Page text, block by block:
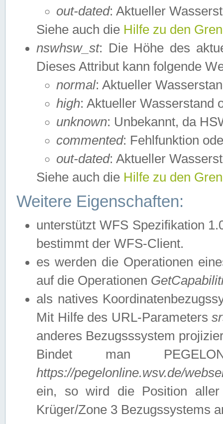
out-dated: Aktueller
Siehe auch die Hilfe zu den
nswhsw_st: Die Höhe des
Dieses Attribut kann folgende
normal: Aktueller
high: Aktueller Wasserstand
unknown: Unbekannt, da
commented: Fehlfunktion
out-dated: Aktueller
Siehe auch die Hilfe zu den
Weitere Eigenschaften:
unterstützt WFS Spezifikation
bestimmt der WFS-Client.
es werden die Operationen
auf die Operationen
als natives
Mit Hilfe des URL-Parameters
anderes Bezugsssystem
Bindet man
https://pegelonline.wsv.de/
ein, so wird die Position
Krüger/Zone 3 Bezugssystems